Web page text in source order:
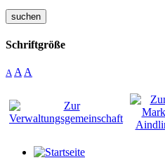
suchen
Schriftgröße
A A A